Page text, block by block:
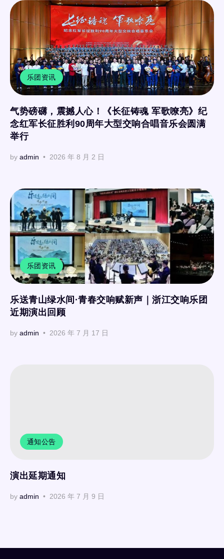
乐团资讯
气势磅礴，震撼人心！《长征铸魂 军歌嘹亮》纪
念红军长征胜利90周年大型交响合唱音乐会圆满
举行
by admin 2026 年 8 月 2 日
乐团资讯
乐送青山绿水间·青春交响赋新声｜浙江交响乐团
近期演出回顾
by admin 2026 年 7 月 17 日
通知公告
演出延期通知
by admin 2026 年 7 月 9 日